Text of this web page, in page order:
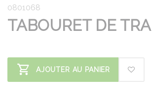
0801068
TABOURET DE
AJOUTER AU PANIER